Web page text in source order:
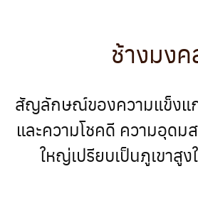
ช้างมงค
สัญลักษณ์ของความแข็งแ
และความโชคดี ความอุด
ใหญ่เปรียบเป็นภูเขาสู